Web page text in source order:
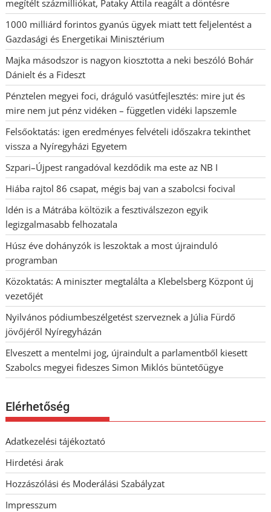
megítélt százmilliókat, Pataky Attila reagált a döntésre
1000 milliárd forintos gyanús ügyek miatt tett feljelentést a
Gazdasági és Energetikai Minisztérium
Majka másodszor is nagyon kiosztotta a neki beszóló Bohár
Dánielt és a Fideszt
Pénztelen megyei foci, dráguló vasútfejlesztés: mire jut és
mire nem jut pénz vidéken – független vidéki lapszemle
Felsőoktatás: igen eredményes felvételi időszakra tekinthet
vissza a Nyíregyházi Egyetem
Szpari–Újpest rangadóval kezdődik ma este az NB I
Hiába rajtol 86 csapat, mégis baj van a szabolcsi focival
Idén is a Mátrába költözik a fesztiválszezon egyik
legizgalmasabb felhozatala
Húsz éve dohányzók is leszoktak a most újrainduló
programban
Közoktatás: A miniszter megtalálta a Klebelsberg Központ új
vezetőjét
Nyilvános pódiumbeszélgetést szerveznek a Júlia Fürdő
jövőjéről Nyíregyházán
Elveszett a mentelmi jog, újraindult a parlamentből kiesett
Szabolcs megyei fideszes Simon Miklós büntetőügye
Elérhetőség
Adatkezelési tájékoztató
Hirdetési árak
Hozzászólási és Moderálási Szabályzat
Impresszum